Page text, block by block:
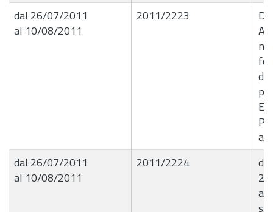
dal 26/07/2011
al 10/08/2011
2011/2223
di
dal 26/07/2011
al 10/08/2011
2011/2224